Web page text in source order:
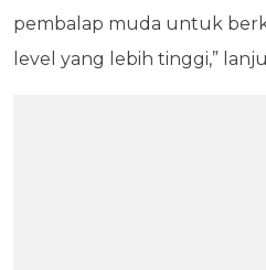
pembalap muda untuk
level yang lebih tinggi,”